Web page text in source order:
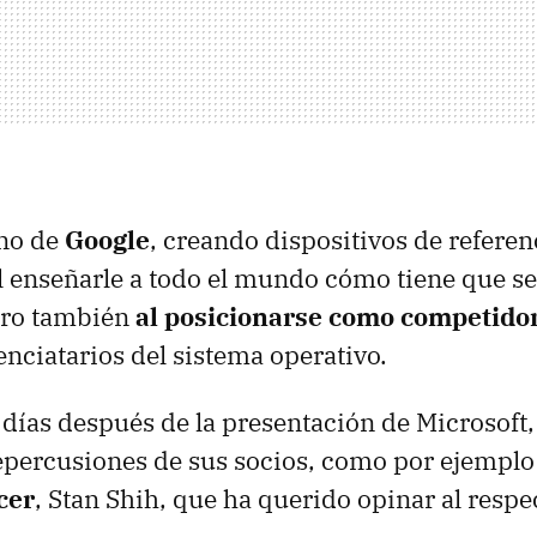
de Google, creando dispositivos de
enseñarle a todo el mundo cómo tiene que
tambiénal posicionarse como
del sistema operativo.
después de la presentación de
de sus socios, como por
, Stan Shih, que ha querido opinar al